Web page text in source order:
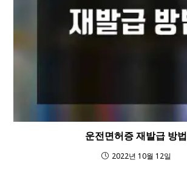
운전면허증 재발급 방법
2022년 10월 12일